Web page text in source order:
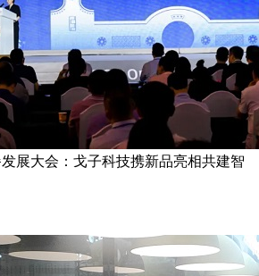
展大会：戈子科技携新品亮相共建智